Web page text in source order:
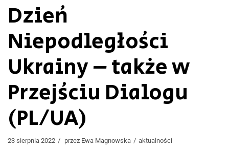
Dzień
Niepodległości
Ukrainy – także w
Przejściu Dialogu
(PL/UA)
23 sierpnia 2022 przez Ewa Magnowska aktualności